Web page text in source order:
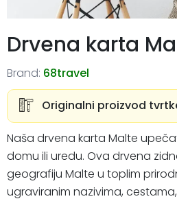
Drvena karta
Brand: 68travel
Originalni proizvod
Naša drvena karta Malte
domu ili uredu. Ova drvena
geografiju Malte u toplim
ugraviranim nazivima,